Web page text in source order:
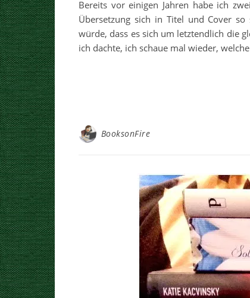
Bereits vor einigen Jahren habe ich
Übersetzung sich in Titel und Cover
würde, dass es sich um letztendlich die
ich dachte, ich schaue mal wieder,
BooksonFire